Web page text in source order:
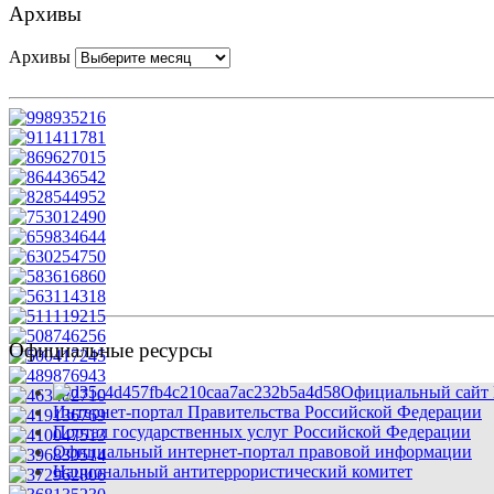
Архивы
Архивы
Официальные ресурсы
Официальный сайт
Интернет-портал Правительства Российской Федерации
Портал государственных услуг Российской Федерации
Официальный интернет-портал правовой информации
Национальный антитеррористический комитет